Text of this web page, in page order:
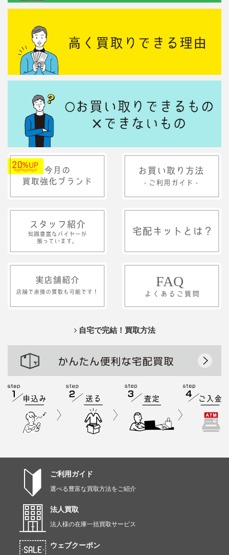
自宅で完結！買取方法
ご利用ガイド
選べる豊富な買取方法をご紹介
法人買取
法人様の在庫一括買取サービス
ウェブクーポン